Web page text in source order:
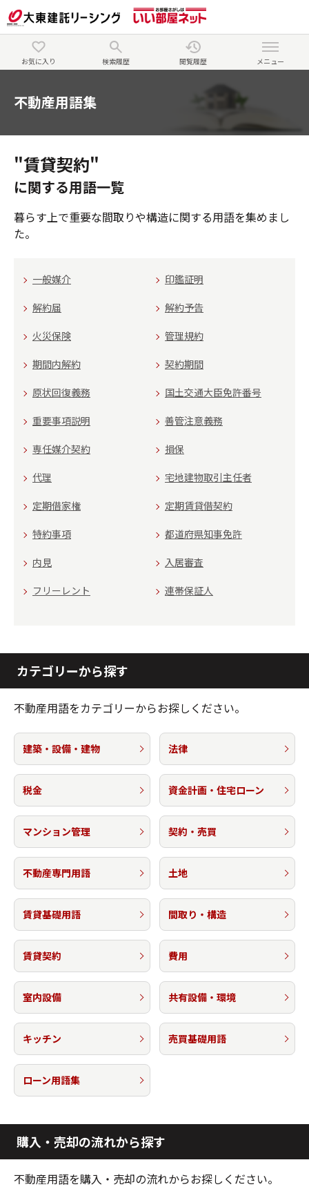
お気に入り 検索履歴 閲覧履歴 メニュー
不動産用語集
"賃貸契約"
に関する用語一覧
暮らす上で重要な間取りや構造に関する用語を集めまし
た。
一般媒介 印鑑証明
解約届 解約予告
火災保険 管理規約
期間内解約 契約期間
原状回復義務 国土交通大臣免許番号
重要事項説明 善管注意義務
専任媒介契約 損保
代理 宅地建物取引主任者
定期借家権 定期賃貸借契約
特約事項 都道府県知事免許
内見 入居審査
フリーレント 連帯保証人
カテゴリーから探す
不動産用語をカテゴリーからお探しください。
建築・設備・建物 法律
税金 資金計画・住宅ローン
マンション管理 契約・売買
不動産専門用語 土地
賃貸基礎用語 間取り・構造
賃貸契約 費用
室内設備 共有設備・環境
キッチン 売買基礎用語
ローン用語集
購入・売却の流れから探す
不動産用語を購入・売却の流れからお探しください。